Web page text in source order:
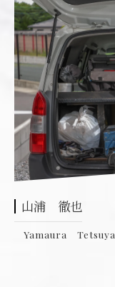
山浦 徹也
Yamaura Tetsuya